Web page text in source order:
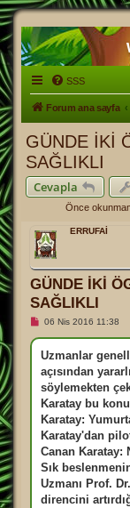
SSS
Forum ana sayfa
GÜNDE İKİ
SAĞLIKLI
Cevapla
Önce
ERRUFAİ
GÜNDE İKİ
SAĞLIKLI
O
u
n
a
m
ş
m
s
a
06 Nis 2016 11:38
Uzmanlar
açısından
söylemekten
Karatay bu
Karatay:
Karatay'dan
Canan Karatay:
Sık
Uzmanı Prof.
direncini